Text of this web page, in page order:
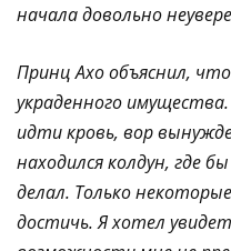
начала довольно
Принц Ахо объяснил,
украденного
идти кровь, вор
находился колдун, где
делал. Только
достичь. Я хотел